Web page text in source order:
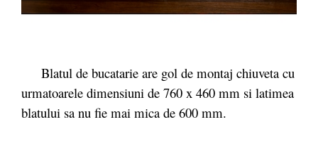
Blatul de bucatarie are gol de montaj chiuveta cu
urmatoarele dimensiuni de 760 x 460 mm si latimea
blatului sa nu fie mai mica de 600 mm.